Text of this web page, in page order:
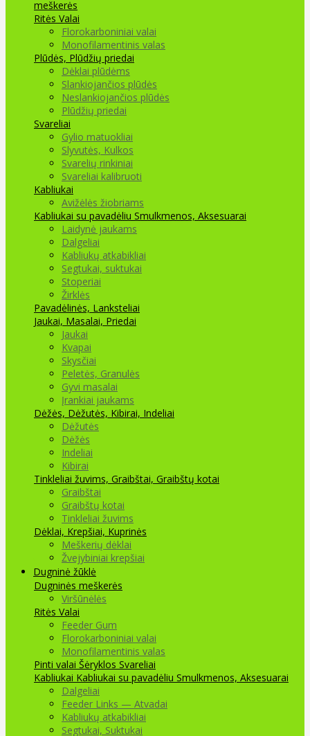
meškerės
Ritės Valai
Florokarboniniai valai
Monofilamentinis valas
Plūdės, Plūdžių priedai
Dėklai plūdėms
Slankiojančios plūdės
Neslankiojančios plūdės
Plūdžių priedai
Svareliai
Gylio matuokliai
Slyvutės, Kulkos
Svarelių rinkiniai
Svareliai kalibruoti
Kabliukai
Avižėlės žiobriams
Kabliukai su pavadėliu Smulkmenos, Aksesuarai
Laidynė jaukams
Dalgeliai
Kabliukų atkabikliai
Segtukai, suktukai
Stoperiai
Žirklės
Pavadėlinės, Lanksteliai
Jaukai, Masalai, Priedai
Jaukai
Kvapai
Skysčiai
Peletės, Granulės
Gyvi masalai
Įrankiai jaukams
Dėžės, Dėžutės, Kibirai, Indeliai
Dėžutės
Dėžės
Indeliai
Kibirai
Tinkleliai žuvims, Graibštai, Graibštų kotai
Graibštai
Graibštų kotai
Tinkleliai žuvims
Dėklai, Krepšiai, Kuprinės
Meškerių dėklai
Žvejybiniai krepšiai
Dugninė žūklė
Dugninės meškerės
Viršūnėlės
Ritės Valai
Feeder Gum
Florokarboniniai valai
Monofilamentinis valas
Pinti valai Šėryklos Svareliai
Kabliukai Kabliukai su pavadėliu Smulkmenos, Aksesuarai
Dalgeliai
Feeder Links — Atvadai
Kabliukų atkabikliai
Segtukai, Suktukai